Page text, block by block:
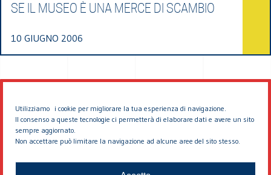
Utilizziamo i cookie per migliorare la tua esperienza di navigazione.
Il consenso a queste tecnologie ci permetterà di elaborare dati e avere un sito
sempre aggiornato.
Non accettare può limitare la navigazione ad alcune aree del sito stesso.
SE IL MUSEO È UNA MERCE DI SCAMBIO
10 GIUGNO 2006
© 2026 EDDYBURG